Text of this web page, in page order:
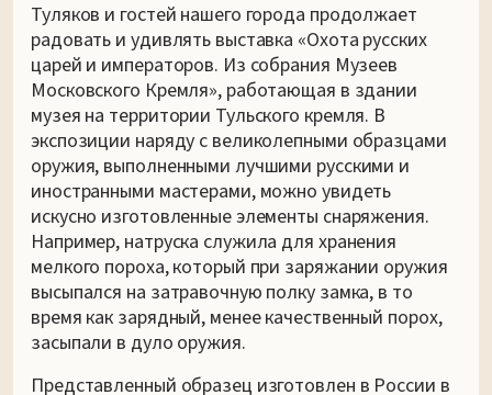
Туляков и гостей нашего города продолжает
радовать и удивлять выставка «Охота русских
царей и императоров. Из собрания Музеев
Московского Кремля», работающая в здании
музея на территории Тульского кремля. В
экспозиции наряду с великолепными образцами
оружия, выполненными лучшими русскими и
иностранными мастерами, можно увидеть
искусно изготовленные элементы снаряжения.
Например, натруска служила для хранения
мелкого пороха, который при заряжании оружия
высыпался на затравочную полку замка, в то
время как зарядный, менее качественный порох,
засыпали в дуло оружия.
Представленный образец изготовлен в России в